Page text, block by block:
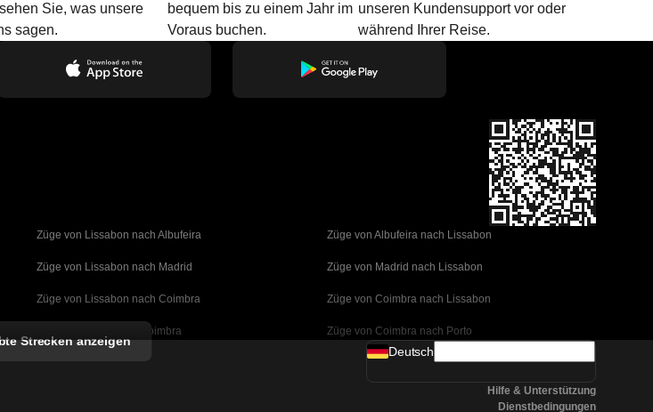
Sie, was unsere
sagen.
bequem bis zu einem Jahr im
Voraus buchen.
unseren Kundensupport vor oder
während Ihrer Reise.
Züge von Lissabon nach Albufeira Züge von Albufeira nach Lissabon
Züge von Lissabon nach Madrid Züge von Madrid nach Lissabon
Züge von Lissabon nach Coimbra Züge von Coimbra nach Lissabon
Züge von Porto nach Coimbra Züge von Coimbra nach Porto
Züge von Valencia nach Barcelona
Strecken anzeigen
Deutsch
Hilfe & Unterstützung
Dienstbedingungen